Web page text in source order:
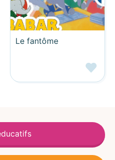
Le fantôme